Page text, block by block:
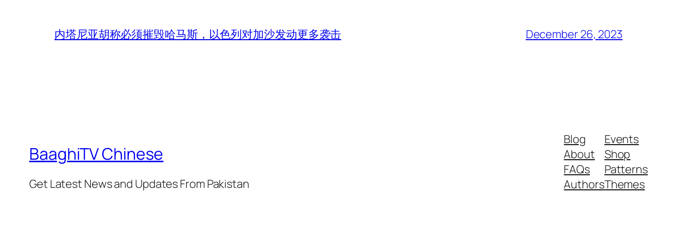
内塔尼亚胡称必须摧毁哈马斯，以色列对加沙发动更多袭击 December 26, 2023
BaaghiTV Chinese
Get Latest News and Updates From Pakistan
Blog
About
FAQs
Authors
Events
Shop
Patterns
Themes